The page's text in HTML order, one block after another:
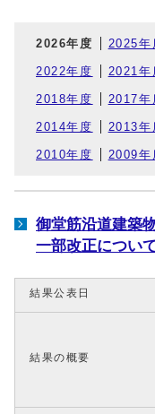
2026年度 2025年
2022年度 2021年
2018年度 2017年
2014年度 2013年
2010年度 2009年
御堂筋沿道建築
一部改正につい
結果公表日
結果の概要